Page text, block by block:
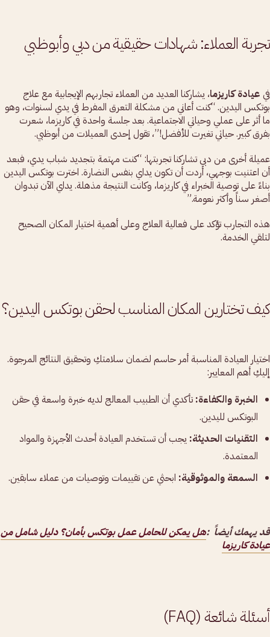
تجربة العملاء: شهادات حقيقية من دبي وأبوظبي
في عيادة كاريزما، يشاركنا العديد من العملاء تجاربهم الإيجابية مع علاج
بوتكس اليدين. “كنت أعاني من مشكلة التعرق المفرط في يدي لسنوات، وهو
ما أثر على عملي وحياتي الاجتماعية. بعد جلسة واحدة في كاريزما، شعرت
بفرق كبير. حياتي تغيرت للأفضل!”، تقول إحدى العميلات من أبوظبي.
عميلة أخرى من دبي تشاركنا تجربتها: “كنت مهتمة بتجديد شباب يدي، فبعد
أن اعتنيت بوجهي، أردت أن تكون يداي بنفس النضارة. اخترت بوتكس اليدين
بناءً على توصية الخبراء في كاريزما، وكانت النتيجة مذهلة. يداي الآن تبدوان
أصغر سناً وأكثر نعومة.”
هذه التجارب تؤكد على فعالية العلاج وعلى أهمية اختيار المكان الصحيح
لتلقي الخدمة.
كيف تختارين المكان المناسب لحقن بوتكس اليدين؟
اختيار العيادة المناسبة أمر حاسم لضمان سلامتكِ وتحقيق النتائج المرجوة.
إليكِ أهم المعايير:
الخبرة والكفاءة: تأكدي أن الطبيب المعالج لديه خبرة واسعة في حقن
البوتكس لليدين.
التقنيات الحديثة: يجب أن تستخدم العيادة أحدث الأجهزة والمواد
المعتمدة.
السمعة والموثوقية: ابحثي عن تقييمات وتوصيات من عملاء سابقين.
قد يهمك أيضاً :هل يمكن للحامل عمل بوتكس بأمان؟ دليل شامل من
عيادة كاريزما
أسئلة شائعة (FAQ)